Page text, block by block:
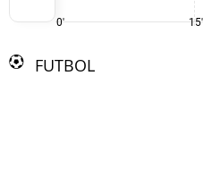
0' 15'
FUTBOL